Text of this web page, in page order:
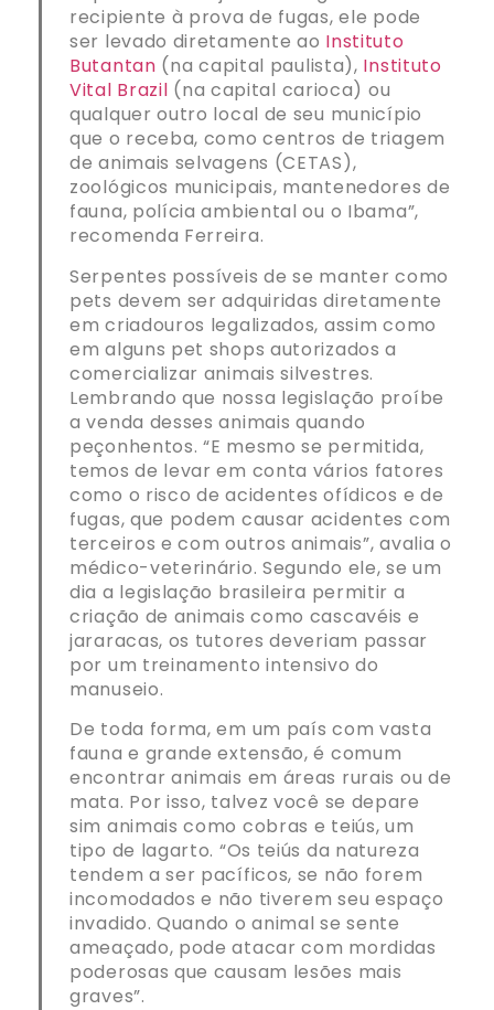
recipiente à prova de fugas, ele pode
ser levado diretamente ao Instituto
Butantan (na capital paulista), Instituto
Vital Brazil (na capital carioca) ou
qualquer outro local de seu município
que o receba, como centros de triagem
de animais selvagens (CETAS),
zoológicos municipais, mantenedores de
fauna, polícia ambiental ou o Ibama”,
recomenda Ferreira.
Serpentes possíveis de se manter como
pets devem ser adquiridas diretamente
em criadouros legalizados, assim como
em alguns pet shops autorizados a
comercializar animais silvestres.
Lembrando que nossa legislação proíbe
a venda desses animais quando
peçonhentos. “E mesmo se permitida,
temos de levar em conta vários fatores
como o risco de acidentes ofídicos e de
fugas, que podem causar acidentes com
terceiros e com outros animais”, avalia o
médico-veterinário. Segundo ele, se um
dia a legislação brasileira permitir a
criação de animais como cascavéis e
jararacas, os tutores deveriam passar
por um treinamento intensivo do
manuseio.
De toda forma, em um país com vasta
fauna e grande extensão, é comum
encontrar animais em áreas rurais ou de
mata. Por isso, talvez você se depare
sim animais como cobras e teiús, um
tipo de lagarto. “Os teiús da natureza
tendem a ser pacíficos, se não forem
incomodados e não tiverem seu espaço
invadido. Quando o animal se sente
ameaçado, pode atacar com mordidas
poderosas que causam lesões mais
graves”.